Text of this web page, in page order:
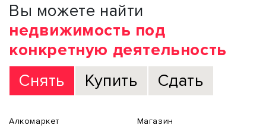
Вы можете найти
недвижимость под
конкретную деятельность
Снять
Купить Сдать
Алкомаркет
Магазин